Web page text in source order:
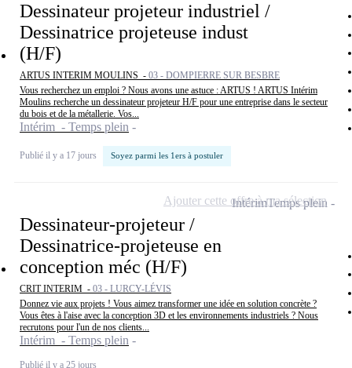
Dessinateur projeteur industriel /
Dessinatrice projeteuse indust
(H/F)
ARTUS INTERIM MOULINS - 03 - DOMPIERRE SUR BESBRE
Vous recherchez un emploi ? Nous avons une astuce : ARTUS ! ARTUS Intérim
Moulins recherche un dessinateur projeteur H/F pour une entreprise dans le secteur
du bois et de la métallerie. Vos...
Intérim - Temps plein
Publié il y a 17 jours Soyez parmi les 1ers à postuler
Dessinateur-projeteur /
Dessinatrice-projeteuse en
conception méc (H/F)
CRIT INTERIM - 03 - LURCY-LÉVIS
Donnez vie aux projets ! Vous aimez transformer une idée en solution concrète ?
Vous êtes à l'aise avec la conception 3D et les environnements industriels ? Nous
recrutons pour l'un de nos clients...
Intérim - Temps plein
Publié il y a 25 jours
IntérimTemps plein
Ajouter cette offre à ma sélection